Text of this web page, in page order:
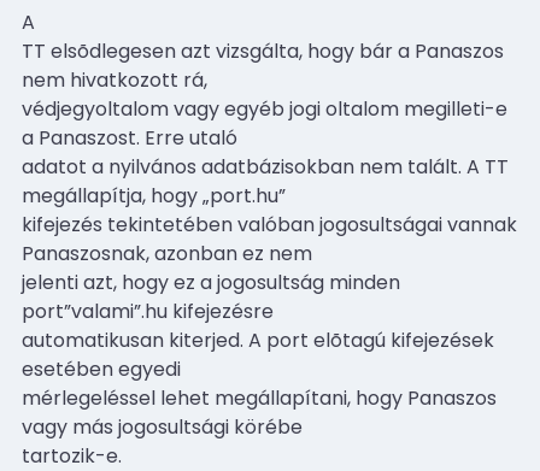
A
TT elsõdlegesen azt vizsgálta, hogy bár a Panaszos
nem hivatkozott rá,
védjegyoltalom vagy egyéb jogi oltalom megilleti-e
a Panaszost. Erre utaló
adatot a nyilvános adatbázisokban nem talált. A TT
megállapítja, hogy „port.hu”
kifejezés tekintetében valóban jogosultságai vannak
Panaszosnak, azonban ez nem
jelenti azt, hogy ez a jogosultság minden
port”valami”.hu kifejezésre
automatikusan kiterjed. A port elõtagú kifejezések
esetében egyedi
mérlegeléssel lehet megállapítani, hogy Panaszos
vagy más jogosultsági körébe
tartozik-e.